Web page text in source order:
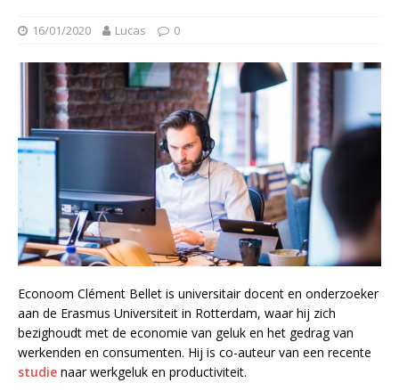
16/01/2020 Lucas 0
Econoom Clément Bellet is universitair docent en onderzoeker
aan de Erasmus Universiteit in Rotterdam, waar hij zich
bezighoudt met de economie van geluk en het gedrag van
werkenden en consumenten. Hij is co-auteur van een recente
studie naar werkgeluk en productiviteit.